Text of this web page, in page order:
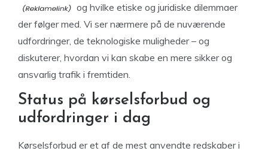
og hvilke etiske og juridiske dilemmaer
der følger med. Vi ser nærmere på de nuværende
udfordringer, de teknologiske muligheder – og
diskuterer, hvordan vi kan skabe en mere sikker og
ansvarlig trafik i fremtiden.
Status på kørselsforbud og
udfordringer i dag
Kørselsforbud er et af de mest anvendte redskaber i